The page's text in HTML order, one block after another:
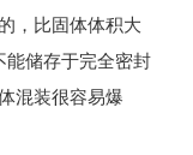
，比固体体积大
能储存于完全密封
混装很容易爆